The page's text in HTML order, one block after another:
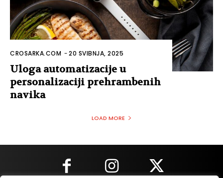
CROSARKA.COM -20 SVIBNJA, 2025
Uloga automatizacije u
personalizaciji prehrambenih
navika
LOAD MORE